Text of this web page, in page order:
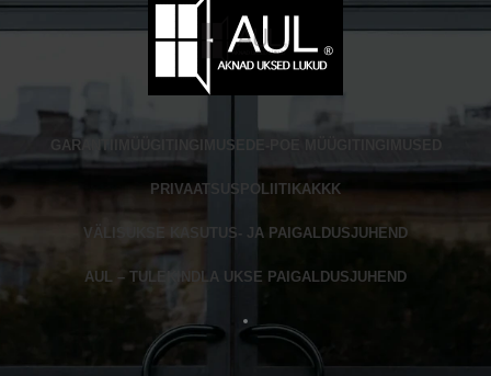
GARANTII MÜÜGITINGIMUSED
PRIVAATSUSPOLIITIKAKKK
VÄLISUKSE KASUTUS- JA PAIGALDUSJUHEND
AUL – TULEKINDLA UKSE PAIGALDUSJUHEND